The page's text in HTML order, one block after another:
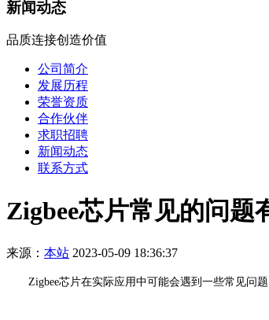
新闻动态
品质连接创造价值
公司简介
发展历程
荣誉资质
合作伙伴
求职招聘
新闻动态
联系方式
Zigbee芯片常见的问题
来源： 本站 2023-05-09 18:36:37
Zigbee芯片在实际应用中可能会遇到一些常见问题